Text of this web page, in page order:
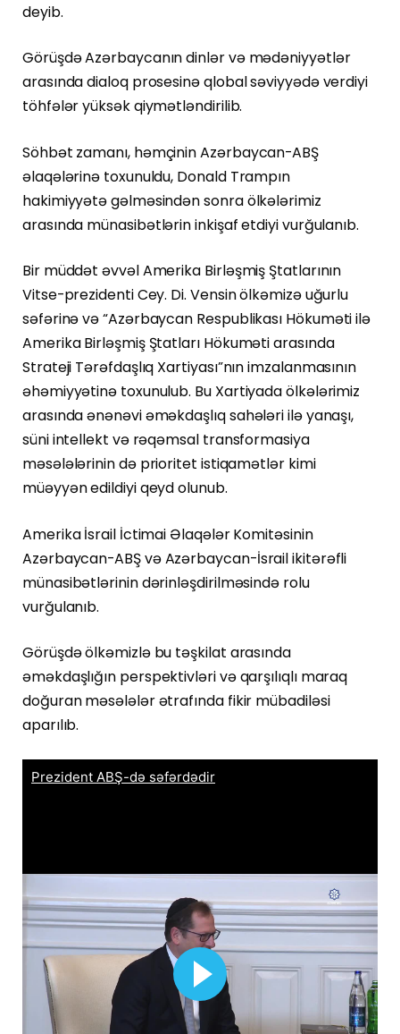
deyib.
Görüşdə Azərbaycanın dinlər və mədəniyyətlər
arasında dialoq prosesinə qlobal səviyyədə verdiyi
töhfələr yüksək qiymətləndirilib.
Söhbət zamanı, həmçinin Azərbaycan-ABŞ
əlaqələrinə toxunuldu, Donald Trampın
hakimiyyətə gəlməsindən sonra ölkələrimiz
arasında münasibətlərin inkişaf etdiyi vurğulanıb.
Bir müddət əvvəl Amerika Birləşmiş Ştatlarının
Vitse-prezidenti Cey. Di. Vensin ölkəmizə uğurlu
səfərinə və “Azərbaycan Respublikası Hökuməti ilə
Amerika Birləşmiş Ştatları Hökuməti arasında
Strateji Tərəfdaşlıq Xartiyası”nın imzalanmasının
əhəmiyyətinə toxunulub. Bu Xartiyada ölkələrimiz
arasında ənənəvi əməkdaşlıq sahələri ilə yanaşı,
süni intellekt və rəqəmsal transformasiya
məsələlərinin də prioritet istiqamətlər kimi
müəyyən edildiyi qeyd olunub.
Amerika İsrail İctimai Əlaqələr Komitəsinin
Azərbaycan-ABŞ və Azərbaycan-İsrail ikitərəfli
münasibətlərinin dərinləşdirilməsində rolu
vurğulanıb.
Görüşdə ölkəmizlə bu təşkilat arasında
əməkdaşlığın perspektivləri və qarşılıqlı maraq
doğuran məsələlər ətrafında fikir mübadiləsi
aparılıb.